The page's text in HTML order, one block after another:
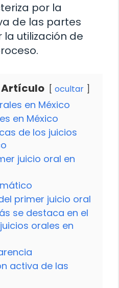
por la
de las partes
utilización de
Artículo ocultar
en México
en México
de los juicios
juicio oral en
primer juicio oral
se destaca en el
orales en
activa de las